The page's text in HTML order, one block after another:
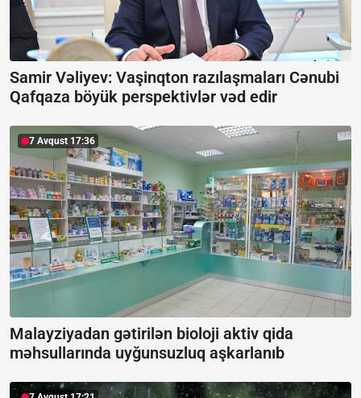
Samir Vəliyev: Vaşinqton razılaşmaları Cənubi
Qafqaza böyük perspektivlər vəd edir
7 Avqust 17:36
Malayziyadan gətirilən bioloji aktiv qida
məhsullarında uyğunsuzluq aşkarlanıb